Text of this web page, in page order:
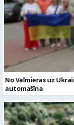
No Valmieras uz
automašīna